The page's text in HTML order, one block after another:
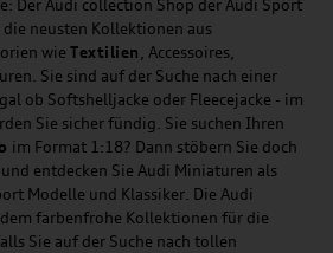
Der Audi collection Shop der Audi Sport
neusten Kollektionen aus
wie Textilien, Accessoires,
Sie sind auf der Suche nach einer
ob Softshelljacke oder Fleecejacke - im
Sie sicher fündig. Sie suchen Ihren
im Format 1:18? Dann stöbern Sie doch
entdecken Sie Audi Miniaturen als
Modelle und Klassiker. Die Audi
farbenfrohe Kollektionen für die
Sie auf der Suche nach tollen